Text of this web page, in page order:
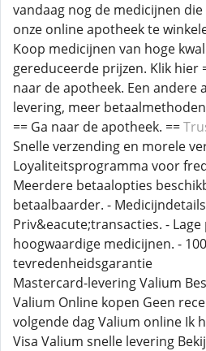
vandaag nog de medicijnen
onze online apotheek te
Koop medicijnen van hoge
gereduceerde prijzen. Klik hier
naar de apotheek. Een andere
levering, meer
== Ga naar de apotheek. ==
Snelle verzending en morele
Loyaliteitsprogramma voor
Meerdere betaalopties
betaalbaarder. -
Priv&eacute;transacties. -
hoogwaardige medicijnen. -
tevredenheidsgarantie
Mastercard-levering Valium
Valium Online kopen Geen
volgende dag Valium online Ik
Visa Valium snelle levering